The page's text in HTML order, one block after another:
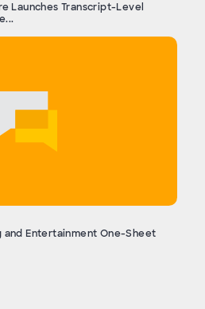
Launches Transcript-Level
and Entertainment One-Sheet